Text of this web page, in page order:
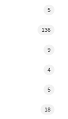
5
136
9
4
5
18